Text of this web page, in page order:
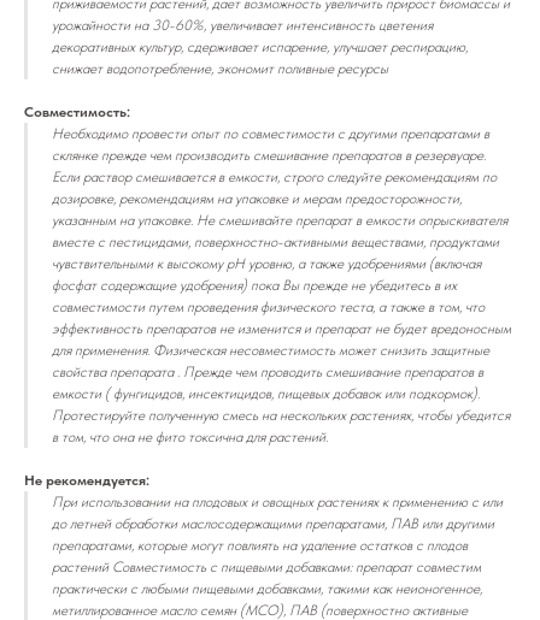
урожайности на 30-60%, увеличивает интенсивность цветения
декоративных культур, сдерживает испарение, улучшает респирацию,
снижает водопотребление, экономит поливные ресурсы
Совместимость:
Необходимо провести опыт по совместимости с другими препаратами в
склянке прежде чем производить смешивание препаратов в резервуаре.
Если раствор смешивается в емкости, строго следуйте рекомендациям по
дозировке, рекомендациям на упаковке и мерам предосторожности,
указанным на упаковке. Не смешивайте препарат в емкости опрыскивателя
вместе с пестицидами, поверхностно-активными веществами, продуктами
чувствительными к высокому pH уровню, а также удобрениями (включая
фосфат содержащие удобрения) пока Вы прежде не убедитесь в их
совместимости путем проведения физического теста, а также в том, что
эффективность препаратов не изменится и препарат не будет вредоносным
для применения. Физическая несовместимость может снизить защитные
свойства препарата . Прежде чем проводить смешивание препаратов в
емкости ( фунгицидов, инсектицидов, пищевых добавок или подкормок).
Протестируйте полученную смесь на нескольких растениях, чтобы убедится
в том, что она не фито токсична для растений.
Не рекомендуется:
При использовании на плодовых и овощных растениях к применению с или
до летней обработки маслосодержащими препаратами, ПАВ или другими
препаратами, которые могут повлиять на удаление остатков с плодов
растений Совместимость с пищевыми добавками: препарат совместим
практически с любыми пищевыми добавками, такими как неионогенное,
метиллированное масло семян (МСО), ПАВ (поверхностно активные